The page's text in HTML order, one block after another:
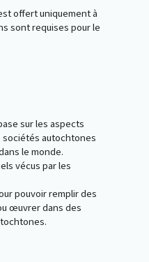
offert uniquement à
sont requises pour le
sur les aspects
autochtones
le monde.
vécus par les
pouvoir remplir des
œuvrer dans des